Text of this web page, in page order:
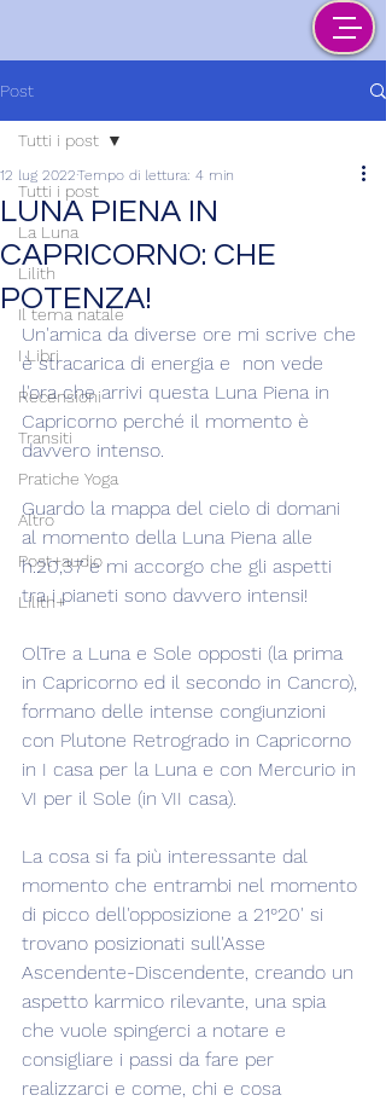
Post
Tutti i post
La Luna
Lilith
Il tema natale
I Libri
Recensioni
Transiti
Pratiche Yoga
Altro
Post+audio
Lilith+
Tutti i post
LUNA PIENA IN
CAPRICORNO: CHE
POTENZA!
12 lug 2022Tempo di lettura: 4 min
Un'amica da diverse ore mi scrive che
è stracarica di energia e  non vede
l'ora che arrivi questa Luna Piena in
Capricorno perché il momento è
davvero intenso.
Guardo la mappa del cielo di domani
al momento della Luna Piena alle
h.20,37 e mi accorgo che gli aspetti
tra i pianeti sono davvero intensi!
OlTre a Luna e Sole opposti (la prima
in Capricorno ed il secondo in Cancro),
formano delle intense congiunzioni
con Plutone Retrogrado in Capricorno
in I casa per la Luna e con Mercurio in
VI per il Sole (in VII casa).
La cosa si fa più interessante dal
momento che entrambi nel momento
di picco dell'opposizione a 21°20' si
trovano posizionati sull'Asse
Ascendente-Discendente, creando un
aspetto karmico rilevante, una spia
che vuole spingerci a notare e
consigliare i passi da fare per
realizzarci e come, chi e cosa